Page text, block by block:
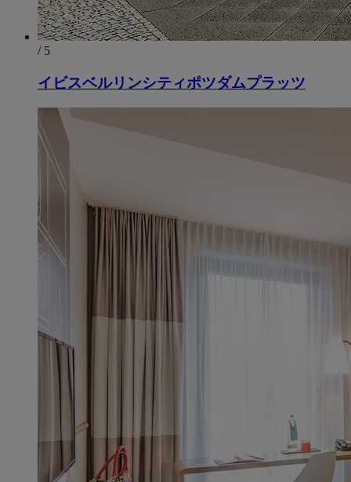
/ 5
イビスベルリンシティポツダムプラッツ